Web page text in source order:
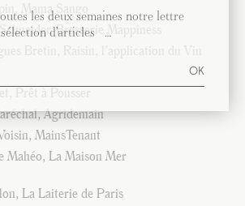
Mama Sango
Brasserie Mappiness
Agridemain
MainsTenant
Mahéo, La Maison Mer
La Laiterie de Paris
les deux semaines notre lettre
sélection d’articles …